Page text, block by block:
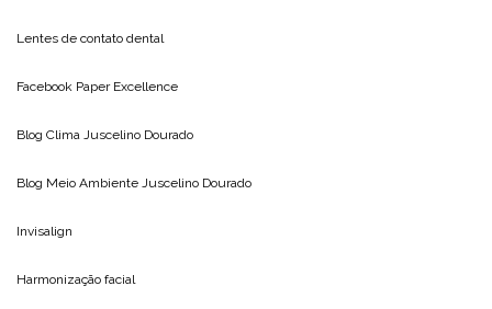
Lentes de contato dental
Facebook Paper Excellence
Blog Clima Juscelino Dourado
Blog Meio Ambiente Juscelino Dourado
Invisalign
Harmonização facial